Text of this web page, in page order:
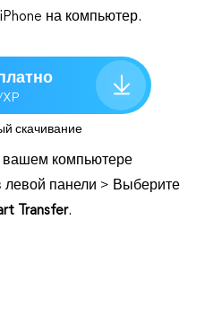
на компьютер.
скачивание
вашем компьютере
левой панели > Выберите
Transfer.